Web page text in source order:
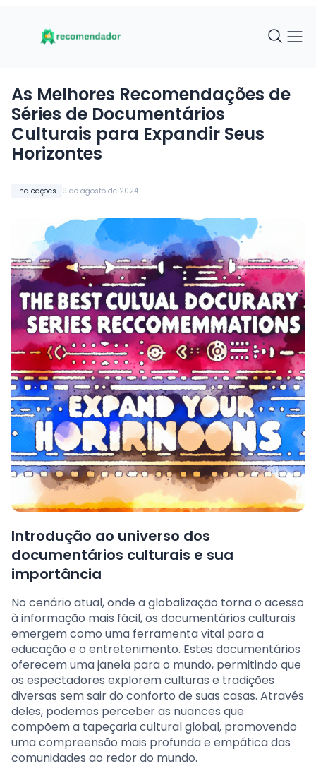
Indicações 9 de agosto de 2024
As Melhores Recomendações de
Séries de Documentários
Culturais para Expandir Seus
Horizontes
Introdução ao universo dos
documentários culturais e sua
importância
No cenário atual, onde a globalização torna o acesso
à informação mais fácil, os documentários culturais
emergem como uma ferramenta vital para a
educação e o entretenimento. Estes documentários
oferecem uma janela para o mundo, permitindo que
os espectadores explorem culturas e tradições
diversas sem sair do conforto de suas casas. Através
deles, podemos perceber as nuances que
compõem a tapeçaria cultural global, promovendo
uma compreensão mais profunda e empática das
comunidades ao redor do mundo.